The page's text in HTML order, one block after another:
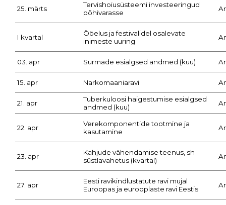
25. märts
Tervishoiusüsteemi investeeringud
põhivarasse
I kvartal
Ööelus ja festivalidel osalevate
inimeste uuring
03. apr Surmade esialgsed andmed (kuu)
15. apr Narkomaaniaravi
21. apr
Tuberkuloosi haigestumise esialgsed
andmed (kuu)
22. apr
Verekomponentide tootmine ja
kasutamine
23. apr
Kahjude vähendamise teenus, sh
süstlavahetus (kvartal)
27. apr
Eesti ravikindlustatute ravi mujal
Euroopas ja eurooplaste ravi Eestis